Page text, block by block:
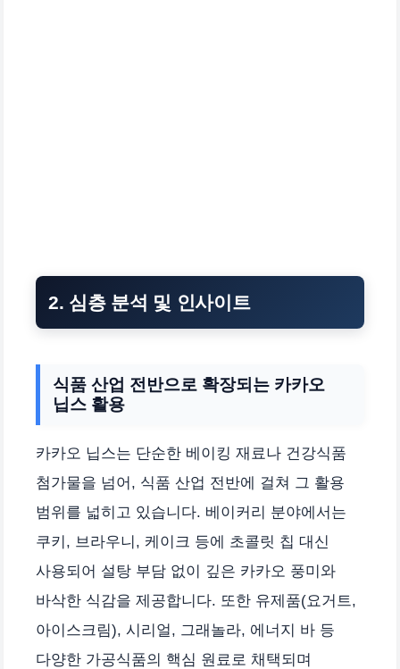
2. 심층 분석 및 인사이트
식품 산업 전반으로 확장되는 카카오
닙스 활용
카카오 닙스는 단순한 베이킹 재료나 건강식품
첨가물을 넘어, 식품 산업 전반에 걸쳐 그 활용
범위를 넓히고 있습니다. 베이커리 분야에서는
쿠키, 브라우니, 케이크 등에 초콜릿 칩 대신
사용되어 설탕 부담 없이 깊은 카카오 풍미와
바삭한 식감을 제공합니다. 또한 유제품(요거트,
아이스크림), 시리얼, 그래놀라, 에너지 바 등
다양한 가공식품의 핵심 원료로 채택되며